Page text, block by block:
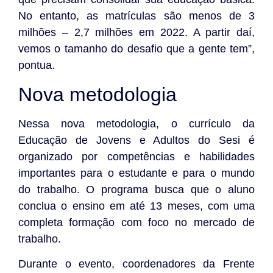
No entanto, as matrículas são menos de 3
milhões – 2,7 milhões em 2022. A partir daí,
vemos o tamanho do desafio que a gente tem”,
pontua.
Nova metodologia
Nessa nova metodologia, o currículo da
Educação de Jovens e Adultos do Sesi é
organizado por competências e habilidades
importantes para o estudante e para o mundo
do trabalho. O programa busca que o aluno
conclua o ensino em até 13 meses, com uma
completa formação com foco no mercado de
trabalho.
Durante o evento, coordenadores da Frente